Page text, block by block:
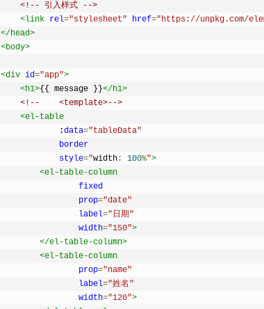
<!-- 引入样式 -->
<link rel="stylesheet" href="https://unpkg.com/
</head>
<body>
<div id="app">
<h1>{{ message }}</h1>
<!--    <template>-->
<el-table
            :
data="tableData"
border
style="width: 100%">
<el-table-column
fixed
prop="date"
label="日期"
width="150">
</el-table-column>
<el-table-column
prop="name"
label="姓名"
width="120">